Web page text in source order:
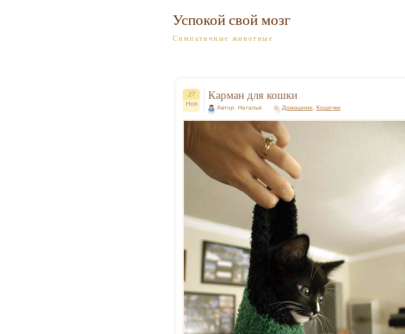
Успокой свой мозг
Симпатичные животные
27
Ноя
Карман для кошки
Автор: Наталья Домашние Кошечки